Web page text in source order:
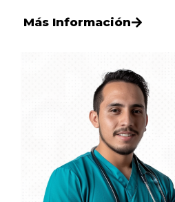
Más Información